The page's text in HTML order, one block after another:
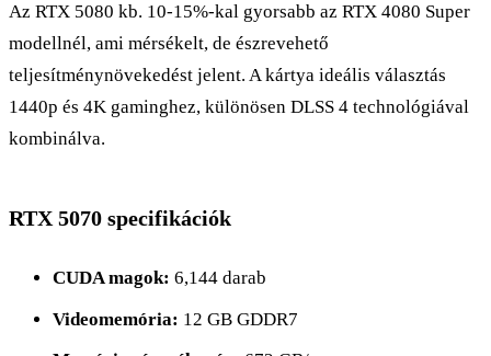
Az RTX 5080 kb. 10-15%-kal gyorsabb az RTX 4080 Super
modellnél, ami mérsékelt, de észrevehető
teljesítménynövekedést jelent. A kártya ideális választás
1440p és 4K gaminghez, különösen DLSS 4 technológiával
kombinálva.
RTX 5070 specifikációk
CUDA magok: 6,144 darab
Videomemória: 12 GB GDDR7